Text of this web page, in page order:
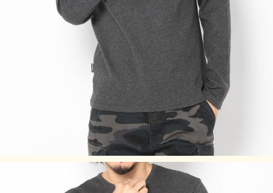
素材:（本体）コットン 95% ポリウレタン 5%
中性洗剤(おしゃれ着洗剤)のご使用をおすすめします。
裏返してネットに入れてください。
プリント部分のつまみ洗いは、お避け下さい。
プリント部分へのアイロンは剥離の原因になりますのでお避
けください。アイロン使用時は、当て布を当ててください。
タンブラー乾燥は、お避け下さい。
生地の特性上、縮みやすいので、洗濯後は縦方向に引っ張
り、形を整えて干してください。
濃色は着用時の汗や摩擦により色落ちしますので、淡色物と
合わせての着用はお避けください。
素材の性質上、直射日光や蛍光灯の長時間照射により、色あ
せする恐れがあります。